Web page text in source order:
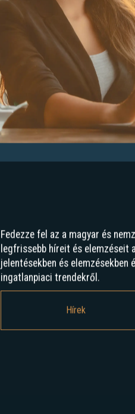
Fedezze fel az a magyar és
legfrissebb híreit és elemzéseit
jelentésekben és
ingatlanpiaci trendekről.
Hírek